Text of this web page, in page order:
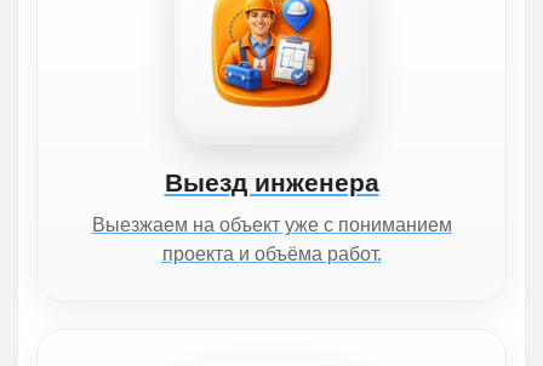
Выезд инженера
Выезжаем на объект уже с пониманием
проекта и объёма работ.